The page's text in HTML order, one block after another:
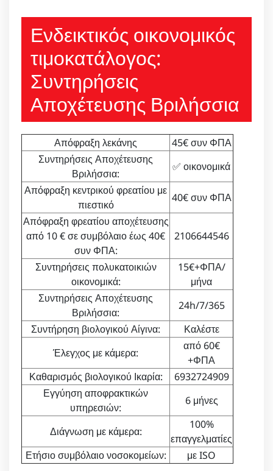
Ενδεικτικός οικονομικός
τιμοκατάλογος:
Συντηρήσεις
Αποχέτευσης Βριλήσσια
Απόφραξη λεκάνης
45€ συν ΦΠΑ
Συντηρήσεις Αποχέτευσης
Βριλήσσια:
✅ οικονομικά
Απόφραξη κεντρικού φρεατίου με
πιεστικό
40€ συν ΦΠΑ
Απόφραξη φρεατίου αποχέτευσης
από 10 € σε συμβόλαιο έως 40€
συν ΦΠΑ:
2106644546
Συντηρήσεις πολυκατοικιών
οικονομικά:
15€+ΦΠΑ/
μήνα
Συντηρήσεις Αποχέτευσης
Βριλήσσια:
24h/7/365
Συντήρηση βιολογικού Αίγινα:
Καλέστε
Έλεγχος με κάμερα:
από 60€
+ΦΠΑ
Καθαρισμός βιολογικού Ικαρία:
6932724909
Εγγύηση αποφρακτικών
υπηρεσιών:
6 μήνες
Διάγνωση με κάμερα:
100%
επαγγελματίες
Ετήσιο συμβόλαιο νοσοκομείων:
με ISO